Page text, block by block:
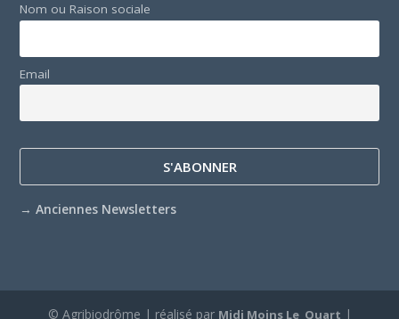
Nom ou Raison sociale
Email
→Anciennes Newsletters
© Agribiodrôme | réalisé par Midi Moins Le Quart |